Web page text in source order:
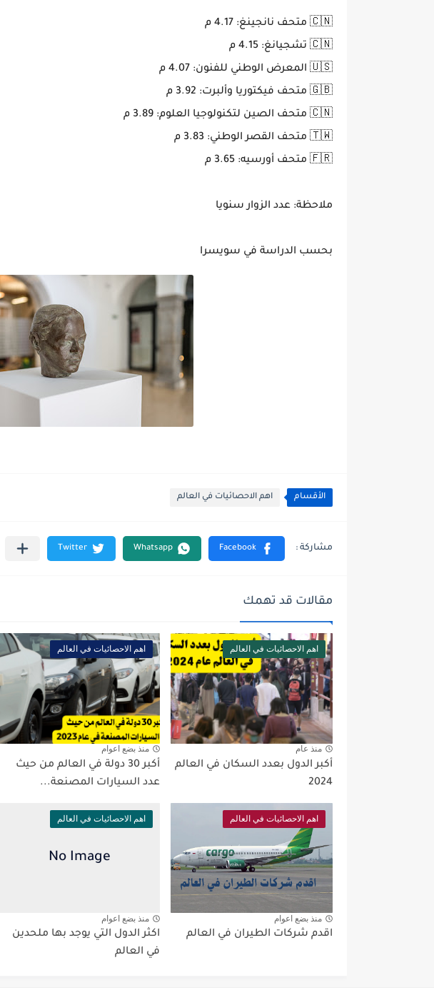
🇨🇳 متحف نانجينغ: 4.17 م
🇨🇳 تشجيانغ: 4.15 م
🇺🇸 المعرض الوطني للفنون: 4.07 م
🇬🇧 متحف فيكتوريا وألبرت: 3.92 م
🇨🇳 متحف الصين لتكنولوجيا العلوم: 3.89 م
🇹🇼 متحف القصر الوطني: 3.83 م
🇫🇷 متحف أورسيه: 3.65 م
ملاحظة: عدد الزوار سنويا
بحسب الدراسة في سويسرا
الأقسام اهم الاحصائيات في العالم
مقالات قد تهمك
اهم الاحصائيات في العالم
منذ عام
أكبر الدول بعدد السكان في العالم
2024
اهم الاحصائيات في العالم
منذ بضع اعوام
أكبر 30 دولة في العالم من حيث
عدد السيارات المصنعة...
اهم الاحصائيات في العالم
منذ بضع اعوام
اقدم شركات الطيران في العالم
اهم الاحصائيات في العالم
منذ بضع اعوام
اكثر الدول التي يوجد بها ملحدين
في العالم